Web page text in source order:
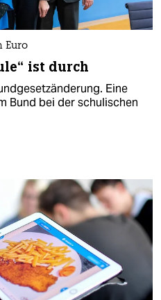
Euro
ist durch
Eine
Bund bei der schulischen